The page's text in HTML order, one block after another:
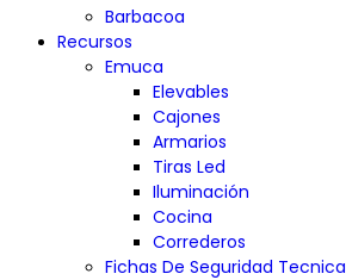
Barbacoa
Recursos
Emuca
Elevables
Cajones
Armarios
Tiras Led
Iluminación
Cocina
Correderos
Fichas De Seguridad Tecnica